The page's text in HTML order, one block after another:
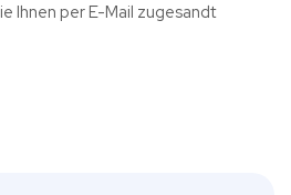
Ihnen per E-Mail zugesandt